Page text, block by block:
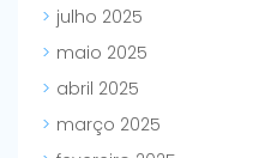
julho 2025
maio 2025
abril 2025
março 2025